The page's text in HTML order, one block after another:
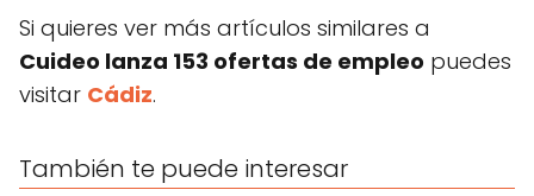
Si quieres ver más artículos similares a
Cuideo lanza 153 ofertas de empleo puedes
visitar Cádiz.
También te puede interesar